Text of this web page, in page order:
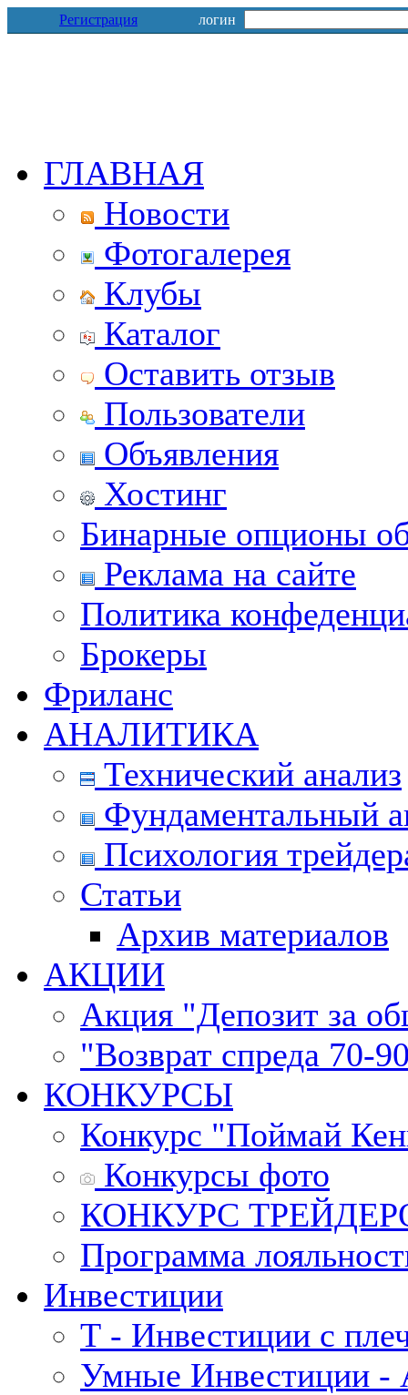
Регистрация логин
ГЛАВНАЯ
Новости
Фотогалерея
Клубы
Каталог
Оставить отзыв
Пользователи
Объявления
Хостинг
Бинарные опционы
Реклама на сайте
Политика
Брокеры
Фриланс
АНАЛИТИКА
Технический анализ
Фундаментальный
Психология
Статьи
Архив материалов
АКЦИИ
Акция "Депозит за
"Возврат спреда 70-
КОНКУРСЫ
Конкурс "Поймай
Конкурсы фото
КОНКУРС
Программа
Инвестиции
Т - Инвестиции с
Умные Инвестиции -